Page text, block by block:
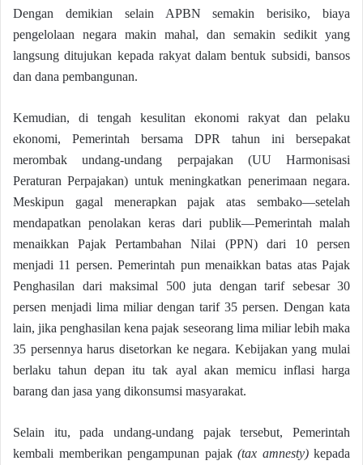
Dengan demikian selain APBN semakin berisiko, biaya
pengelolaan negara makin mahal, dan semakin sedikit yang
langsung ditujukan kepada rakyat dalam bentuk subsidi, bansos
dan dana pembangunan.
Kemudian, di tengah kesulitan ekonomi rakyat dan pelaku
ekonomi, Pemerintah bersama DPR tahun ini bersepakat
merombak undang-undang perpajakan (UU Harmonisasi
Peraturan Perpajakan) untuk meningkatkan penerimaan negara.
Meskipun gagal menerapkan pajak atas sembako—setelah
mendapatkan penolakan keras dari publik—Pemerintah malah
menaikkan Pajak Pertambahan Nilai (PPN) dari 10 persen
menjadi 11 persen. Pemerintah pun menaikkan batas atas Pajak
Penghasilan dari maksimal 500 juta dengan tarif sebesar 30
persen menjadi lima miliar dengan tarif 35 persen. Dengan kata
lain, jika penghasilan kena pajak seseorang lima miliar lebih maka
35 persennya harus disetorkan ke negara. Kebijakan yang mulai
berlaku tahun depan itu tak ayal akan memicu inflasi harga
barang dan jasa yang dikonsumsi masyarakat.
Selain itu, pada undang-undang pajak tersebut, Pemerintah
kembali memberikan pengampunan pajak (tax amnesty)kepada